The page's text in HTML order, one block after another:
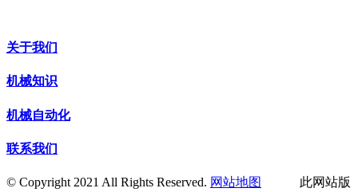
关于我们
机械知识
机械自动化
联系我们
© Copyright 2021 All Rights Reserved. 网站地图 此网站版